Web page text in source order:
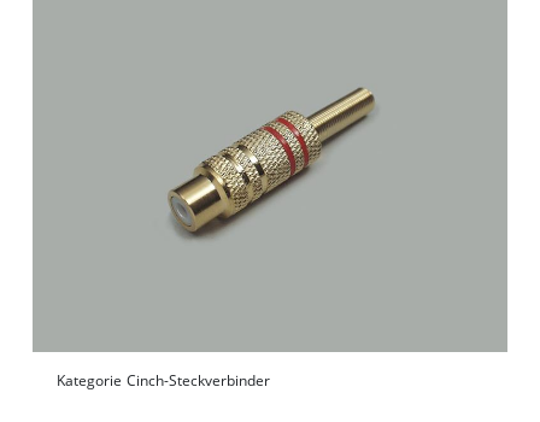
Kategorie Cinch-Steckverbinder